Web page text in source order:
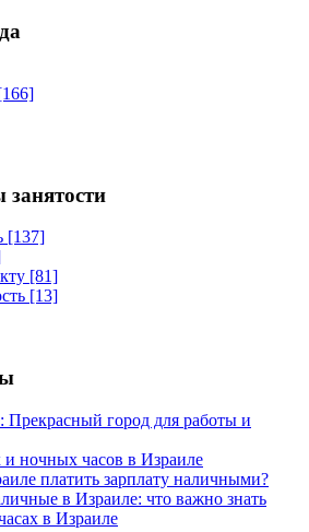
[137]
[81]
[13]
Прекрасный город для работы и
и ночных часов в Израиле
платить зарплату наличными?
в Израиле: что важно знать
в Израиле